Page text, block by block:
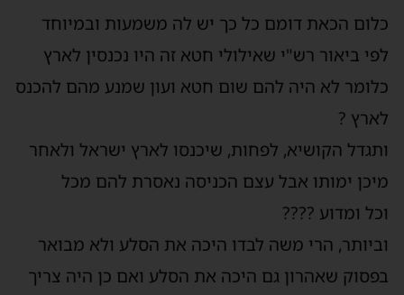
כלום הכאת דומם כל כך יש לה משמעות ובמיוחד
לפי ביאור רש"י שאילולי חטא זה היו נכנסין לארץ
כלומר לא היה להם שום חטא ועון שמנע מהם להכנס
לארץ ?
ותגדל הקושיא, לפחות, שיכנסו לארץ ישראל ולאחר
מיכן ימותו אבל עצם הכניסה נאסרת להם מכל
וכל ומדוע ????
וביותר, הרי משה לבדו היכה את הסלע ולא מבואר
בפסוק שאהרון גם היכה את הסלע ואם כן היה צריך